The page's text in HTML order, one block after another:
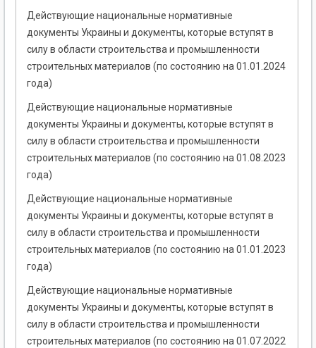
Действующие национальные нормативные
документы Украины и документы, которые вступят в
силу в области строительства и промышленности
строительных материалов (по состоянию на 01.01.2024
года)
Действующие национальные нормативные
документы Украины и документы, которые вступят в
силу в области строительства и промышленности
строительных материалов (по состоянию на 01.08.2023
года)
Действующие национальные нормативные
документы Украины и документы, которые вступят в
силу в области строительства и промышленности
строительных материалов (по состоянию на 01.01.2023
года)
Действующие национальные нормативные
документы Украины и документы, которые вступят в
силу в области строительства и промышленности
строительных материалов (по состоянию на 01.07.2022